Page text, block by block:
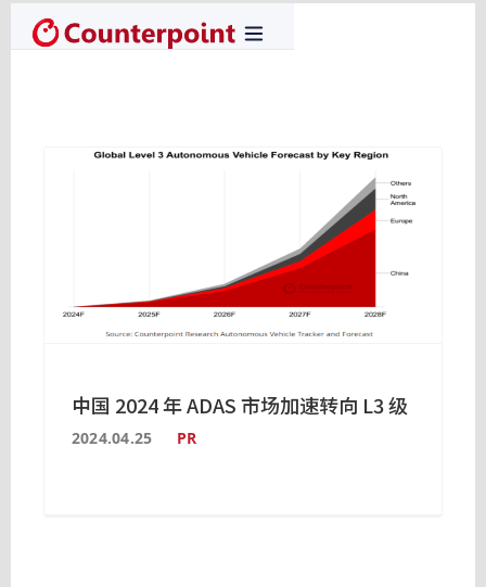
中国 2024 年 ADAS 市场加速转向 L3 级
2024.04.25 PR